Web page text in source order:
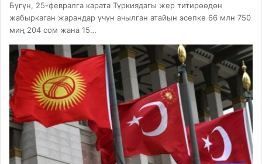
Бүгүн, 25-февралга карата Түркиядагы жер титирөөдөн
жабыркаган жарандар үчүн ачылган атайын эсепке 66 млн 750
миң 204 сом жана 15…